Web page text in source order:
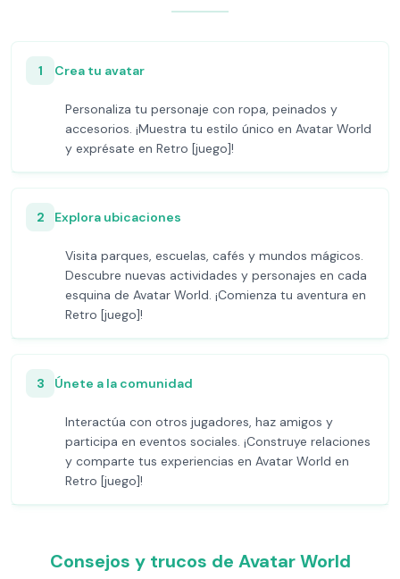
1 Crea tu avatar
Personaliza tu personaje con ropa, peinados y
accesorios. ¡Muestra tu estilo único en Avatar World
y exprésate en Retro [juego]!
2 Explora ubicaciones
Visita parques, escuelas, cafés y mundos mágicos.
Descubre nuevas actividades y personajes en cada
esquina de Avatar World. ¡Comienza tu aventura en
Retro [juego]!
3 Únete a la comunidad
Interactúa con otros jugadores, haz amigos y
participa en eventos sociales. ¡Construye relaciones
y comparte tus experiencias en Avatar World en
Retro [juego]!
Consejos y trucos de Avatar World